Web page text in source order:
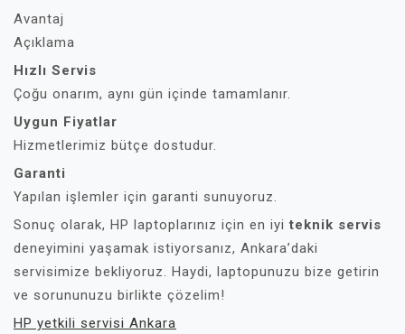
Avantaj
Açıklama
Hızlı Servis
Çoğu onarım, aynı gün içinde tamamlanır.
Uygun Fiyatlar
Hizmetlerimiz bütçe dostudur.
Garanti
Yapılan işlemler için garanti sunuyoruz.
Sonuç olarak, HP laptoplarınız için en iyiteknik servis
deneyimini yaşamak istiyorsanız, Ankara’daki
servisimize bekliyoruz. Haydi, laptopunuzu bize getirin
ve sorununuzu birlikte çözelim!
HP yetkili servisi Ankara